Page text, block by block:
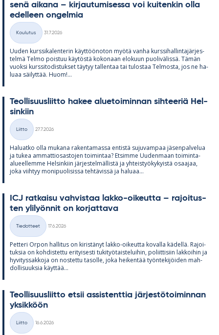
senä ai­kana – kir­jau­tu­mi­sessa voi kui­ten­kin olla
edel­leen on­gel­mia
Kategoriat
Koulutus
31.7.2026
Uu­den kurs­si­ka­len­te­rin käyt­töö­no­ton myötä vanha kurs­si­hal­lin­ta­jär­jes­
telmä Telmo pois­tuu käy­töstä ko­ko­naan elo­kuun puo­li­vä­lissä. Tä­män
vuoksi kurs­si­to­dis­tuk­set täy­tyy tal­len­taa tai tu­los­taa Tel­mosta, jos ne ha­
luaa säi­lyt­tää. Huom!...
Teol­li­suus­liitto ha­kee alue­toi­min­nan sih­tee­riä Hel­
sin­kiin
Kategoriat
Liitto
27.7.2026
Ha­luatko olla mu­kana ra­ken­ta­massa en­tistä su­ju­vam­paa jä­sen­pal­ve­lua
ja tu­kea am­mat­tio­sas­to­jen toi­min­taa? Et­simme Uu­den­maan toi­minta-
alu­eel­lemme Hel­sin­kiin jär­jes­tel­mäl­listä ja yh­teis­työ­ky­kyistä osaa­jaa,
joka viih­tyy mo­ni­puo­li­sissa teh­tä­vissä ja ha­luaa...
ICJ rat­kaisu vah­vis­taa lakko-oi­keutta – ra­joi­tus­
ten yli­lyön­nit on kor­jat­tava
Kategoriat
Tiedotteet
17.6.2026
Pet­teri Or­pon hal­li­tus on ki­ris­tä­nyt lakko-oi­keutta ko­valla kä­dellä. Ra­joi­
tuk­sia on koh­dis­tettu eri­tyi­sesti tu­ki­työ­tais­te­lui­hin, po­liit­ti­siin lak­koi­hin ja
hy­vi­tys­sak­koja on nos­tettu ta­solle, joka hei­ken­tää työn­te­ki­jöi­den mah­
dol­li­suuk­sia käyt­tää...
Teol­li­suus­liitto et­sii as­sis­tent­tia jär­jes­tö­toi­min­nan
yk­sik­köön
Kategoriat
Liitto
16.6.2026